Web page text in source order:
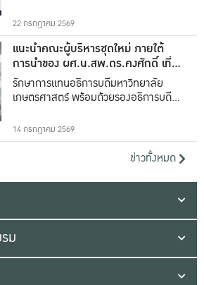
22 กรกฎาคม 2569
แนะนำคณะผู้บริหารชุดใหม่ ภายใต้
การนำของ ผศ.น.สพ.ดร.คงศักดิ์ เที่ยง
ธรรม
รักษาการแทนอธิการบดีมหาวิทยาลัย
เกษตรศาสตร์ พร้อมด้วยรองอธิการบดีทั้ง
14 กรกฎาคม 2569
ข่าวทั้งหมด
ม